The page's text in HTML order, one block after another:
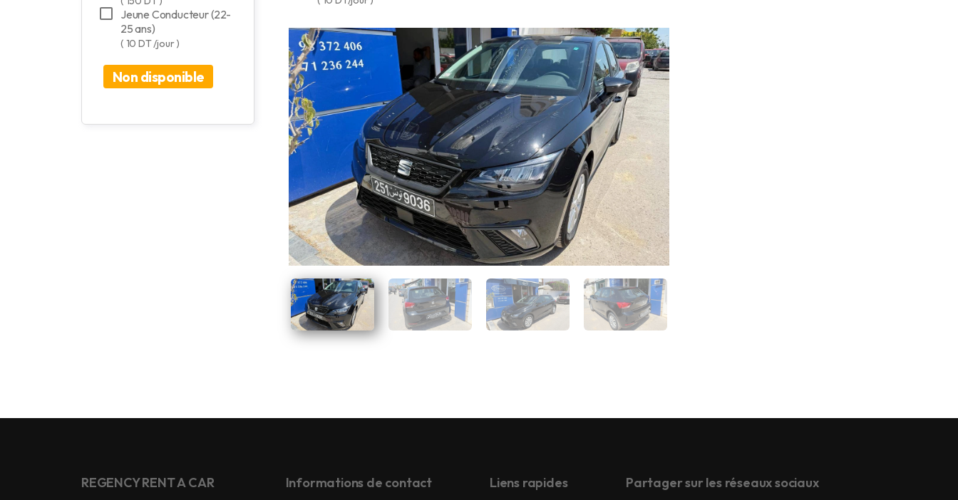
Jeune Conducteur (22-
25 ans)
( 10 DT /jour )
Non disponible
REGENCY RENT A CAR Informations de contact Liens rapides Partager sur les réseaux sociaux